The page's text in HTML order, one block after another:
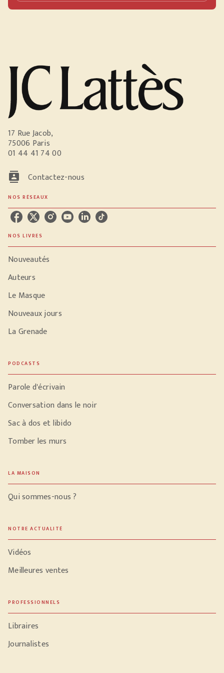
17 Rue Jacob,
75006 Paris
01 44 41 74 00
contacts Contactez-nous
NOS RÉSEAUX
NOS LIVRES
Nouveautés
Auteurs
Le Masque
Nouveaux jours
La Grenade
PODCASTS
Parole d'écrivain
Conversation dans le noir
Sac à dos et libido
Tomber les murs
LA MAISON
Qui sommes-nous ?
NOTRE ACTUALITÉ
Vidéos
Meilleures ventes
PROFESSIONNELS
Libraires
Journalistes